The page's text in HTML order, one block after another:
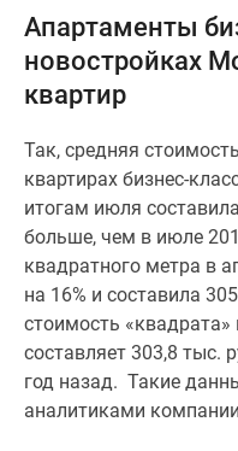
новостройки
Новостройки
карте
предложения
Коммерческие
помещения
Продавцы
застройщики
Панорамы
новостроек
Видеообзор
новостроек
Апартаменты
новостройках
квартир
Так, средняя
квартирах бизнес-
итогам июля
больше, чем в июле
квадратного метра в
на 16% и составила
стоимость «квадрата»
составляет 303,8 тыс.
год назад. Такие
аналитиками